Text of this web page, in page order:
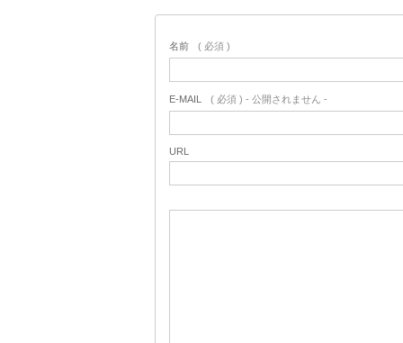
名前 ( 必須 )
E-MAIL ( 必須 ) - 公開されません -
URL